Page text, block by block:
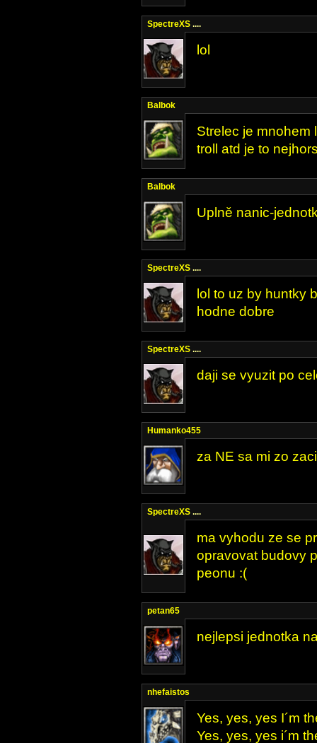
SpectreXS ....
lol
Balbok
Strelec je mnohem
troll atd je to
Balbok
Uplně nanic-
SpectreXS ....
lol to uz by huntky
hodne dobre
SpectreXS ....
daji se vyuzit po
Humanko455
za NE sa mi zo
SpectreXS ....
ma vyhodu ze se
opravovat budovy
peonu :(
petan65
nejlepsi jednotka
nhefaistos
Yes, yes, yes I´m
Yes, yes, yes i´m